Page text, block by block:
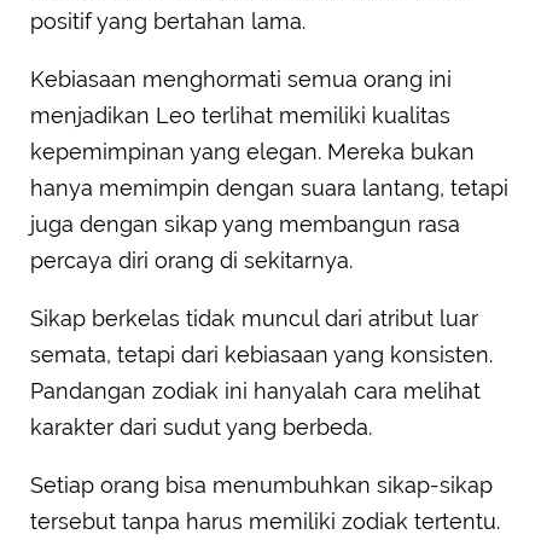
positif yang bertahan lama.
Kebiasaan menghormati semua orang ini
menjadikan Leo terlihat memiliki kualitas
kepemimpinan yang elegan. Mereka bukan
hanya memimpin dengan suara lantang, tetapi
juga dengan sikap yang membangun rasa
percaya diri orang di sekitarnya.
Sikap berkelas tidak muncul dari atribut luar
semata, tetapi dari kebiasaan yang konsisten.
Pandangan zodiak ini hanyalah cara melihat
karakter dari sudut yang berbeda.
Setiap orang bisa menumbuhkan sikap-sikap
tersebut tanpa harus memiliki zodiak tertentu.